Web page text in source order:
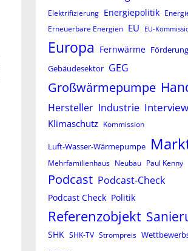
Elektrifizierung Energiepolitik
Erneuerbare Energien EU EU-
Europa Fernwärme Förderung
Gebäudesektor GEG
Großwärmepumpe
Hersteller Industrie Interview
Klimaschutz Kommission
Luft-Wasser-Wärmepumpe
Mehrfamilienhaus Neubau Paul Kenny
Podcast Podcast-Check
Podcast Check Politik
Referenzobjekt
SHK SHK-TV Strompreis